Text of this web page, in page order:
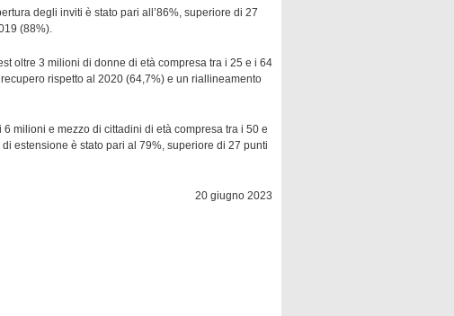
degli inviti è stato pari all’86%, superiore di 27
(88%).
oltre 3 milioni di donne di età compresa tra i 25 e i 64
rispetto al 2020 (64,7%) e un riallineamento
milioni e mezzo di cittadini di età compresa tra i 50 e
estensione è stato pari al 79%, superiore di 27 punti
20 giugno 2023